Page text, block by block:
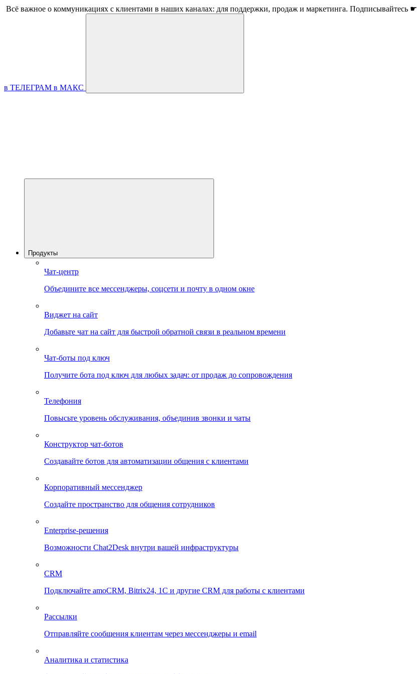
Всё важное о коммуникациях с клиентами в наших каналах: для поддержки, продаж и маркетинга. Подписывайтесь ☛
в ТЕЛЕГРАМ в МАКС
Продукты
Чат-центр
Объедините все мессенджеры, соцсети и почту в одном окне
Виджет на сайт
Добавьте чат на сайт для быстрой обратной связи в реальном времени
Чат-боты под ключ
Получите бота под ключ для любых задач: от продаж до сопровождения
Телефония
Повысьте уровень обслуживания, объединив звонки и чаты
Конструктор чат-ботов
Создавайте ботов для автоматизации общения с клиентами
Корпоративный мессенджер
Создайте пространство для общения сотрудников
Enterprise-решения
Возможности Chat2Desk внутри вашей инфраструктуры
CRM
Подключайте amoCRM, Bitrix24, 1C и другие CRM для работы с клиентами
Рассылки
Отправляйте сообщения клиентам через мессенджеры и email
Аналитика и статистика